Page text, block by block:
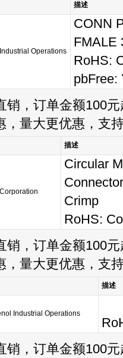
描述
Operations
CONN
FMALE
RoHS:
pbFree:
，订单金额100元
，量大更优惠，支
描述
Circular
Crimp
RoHS:
，订单金额100元
，量大更优惠，支
描述
Industrial Operations
，订单金额100元